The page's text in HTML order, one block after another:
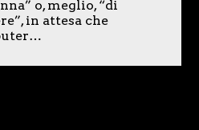
o, meglio, “di
in attesa che